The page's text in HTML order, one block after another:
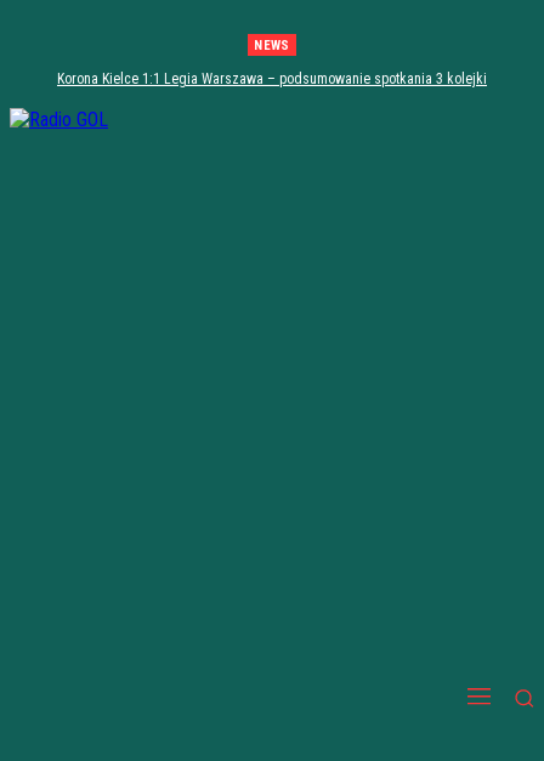
NEWS
Korona Kielce 1:1 Legia Warszawa – podsumowanie spotkania 3 kolejki